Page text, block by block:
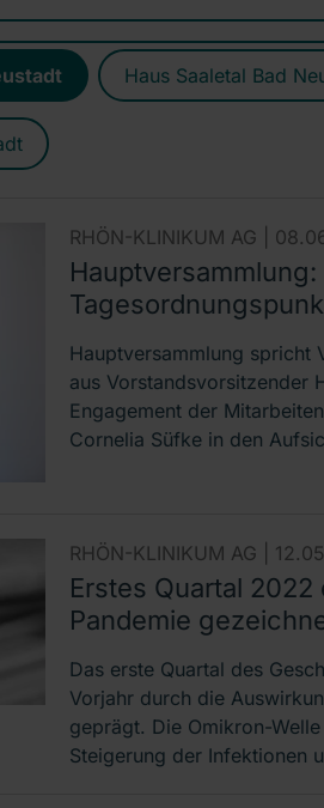
Haus Saaletal Bad
RHÖN-KLINIKUM AG |
Hauptversammlung spricht
aus Vorstandsvorsitzender
Engagement der
Cornelia Süfke in den
RHÖN-KLINIKUM AG |
Erstes Quartal
Pandemie
Das erste Quartal des
Vorjahr durch die
geprägt. Die Omikron-
Steigerung der Infektionen